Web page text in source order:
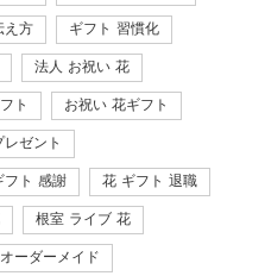
え方 ギフト 習慣化
法人 お祝い 花
ト お祝い 花ギフト
ゼント
フト 感謝 花 ギフト 退職
根室 ライブ 花
ーダーメイド